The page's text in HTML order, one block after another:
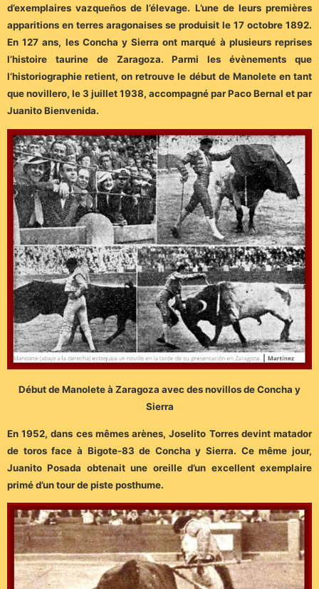
d’exemplaires vazqueños de l’élevage. L’une de leurs premières
apparitions en terres aragonaises se produisit le 17 octobre 1892.
En 127 ans, les Concha y Sierra ont marqué à plusieurs reprises
l’histoire taurine de Zaragoza. Parmi les évènements que
l’historiographie retient, on retrouve le début de Manolete en tant
que novillero, le 3 juillet 1938, accompagné par Paco Bernal et par
Juanito Bienvenida.
Début de Manolete à Zaragoza avec des novillos de Concha y
Sierra
En 1952, dans ces mêmes arènes, Joselito Torres devint matador
de toros face à Bigote-83 de Concha y Sierra. Ce même jour,
Juanito Posada obtenait une oreille d’un excellent exemplaire
primé d’un tour de piste posthume.